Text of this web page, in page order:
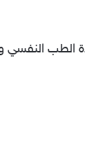
الطب النفسي